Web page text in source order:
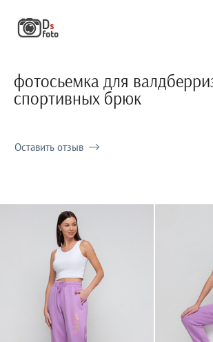
фотосьемка для
спортивных брюк
Оставить отзыв